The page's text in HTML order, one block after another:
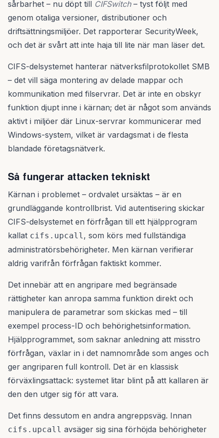
sårbarhet – nu döpt till CIFSwitch– tyst följt med
genom otaliga versioner, distributioner och
driftsättningsmiljöer. Det rapporterar SecurityWeek,
och det är svårt att inte haja till lite när man läser det.
CIFS-delsystemet hanterar nätverksfilprotokollet SMB
– det vill säga montering av delade mappar och
kommunikation med filservrar. Det är inte en obskyr
funktion djupt inne i kärnan; det är något som används
aktivt i miljöer där Linux-servrar kommunicerar med
Windows-system, vilket är vardagsmat i de flesta
blandade företagsnätverk.
Så fungerar attacken tekniskt
Kärnan i problemet – ordvalet ursäktas – är en
grundläggande kontrollbrist. Vid autentisering skickar
CIFS-delsystemet en förfrågan till ett hjälpprogram
kallat cifs.upcall, som körs med fullständiga
administratörsbehörigheter. Men kärnan verifierar
aldrig varifrån förfrågan faktiskt kommer.
Det innebär att en angripare med begränsade
rättigheter kan anropa samma funktion direkt och
manipulera de parametrar som skickas med – till
exempel process-ID och behörighetsinformation.
Hjälpprogrammet, som saknar anledning att misstro
förfrågan, växlar in i det namnområde som anges och
ger angriparen full kontroll. Det är en klassisk
förväxlingsattack: systemet litar blint på att kallaren är
den den utger sig för att vara.
Det finns dessutom en andra angreppsväg. Innan
cifs.upcall avsäger sig sina förhöjda behörigheter